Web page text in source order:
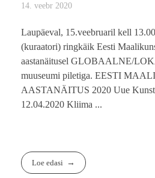
14. veebr 2020
Laupäeval, 15.veebruaril kell
(kuraatori) ringkäik Eesti
aastanäitusel GLOBAALNE/
muuseumi piletiga. EESTI
AASTANÄITUS 2020 Uue
12.04.2020 Kliima ...
Loe edasi